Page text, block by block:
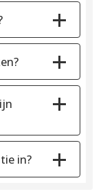
in?